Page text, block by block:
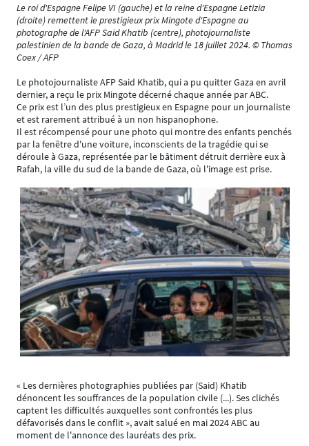
Le roi d'Espagne Felipe VI (gauche) et la reine d'Espagne Letizia
(droite) remettent le prestigieux prix Mingote d'Espagne au
photographe de l'AFP Said Khatib (centre), photojournaliste
palestinien de la bande de Gaza, à Madrid le 18 juillet 2024. © Thomas
Coex / AFP
Le photojournaliste AFP Said Khatib, qui a pu quitter Gaza en avril
dernier, a reçu le prix Mingote décerné chaque année par ABC.
Ce prix est l’un des plus prestigieux en Espagne pour un journaliste
et est rarement attribué à un non hispanophone.
Il est récompensé pour une photo qui montre des enfants penchés
par la fenêtre d'une voiture, inconscients de la tragédie qui se
déroule à Gaza, représentée par le bâtiment détruit derrière eux à
Rafah, la ville du sud de la bande de Gaza, où l'image est prise.
« Les dernières photographies publiées par (Said) Khatib
dénoncent les souffrances de la population civile (...). Ses clichés
captent les difficultés auxquelles sont confrontés les plus
défavorisés dans le conflit », avait salué en mai 2024 ABC au
moment de l'annonce des lauréats des prix.